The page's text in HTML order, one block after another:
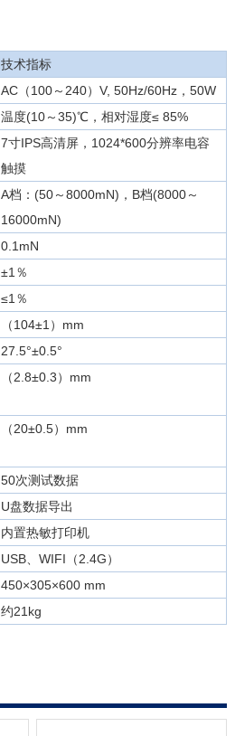
技术指标
AC（100～240）V, 50Hz/60Hz，50W
温度(10～35)℃，相对湿度≤ 85%
7寸IPS高清屏，1024*600分辨率电容
触摸
A档：(50～8000mN)，B档(8000～
16000mN)
0.1mN
±1％
≤1％
（104±1）mm
27.5°±0.5°
（2.8±0.3）mm
（20±0.5）mm
50次测试数据
U盘数据导出
内置热敏打印机
USB、WIFI（2.4G）
450×305×600 mm
约21kg